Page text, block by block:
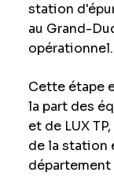
station
au Grand-
opérationnel.
Cette étape
la part des
et de LUX
de la station